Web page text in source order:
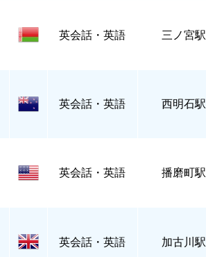
英会話・英語 三ノ宮駅
英会話・英語 西明石駅
英会話・英語 播磨町駅
英会話・英語 加古川駅